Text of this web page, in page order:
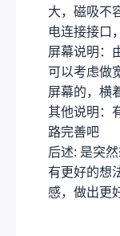
大，磁吸不
电连接接口
屏幕说明：
可以考虑做
屏幕的，横
其他说明：
路完善吧
后述: 是突
有更好的想
感，做出更